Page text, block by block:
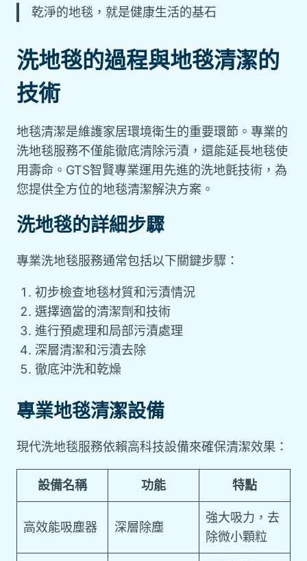
乾淨的地毯，就是健康生活的基石
洗地毯的過程與地毯清潔的
技術
地毯清潔是維護家居環境衛生的重要環節。專業的
洗地毯服務不僅能徹底清除污漬，還能延長地毯使
用壽命。GTS智賢專業運用先進的洗地氈技術，為
您提供全方位的地毯清潔解決方案。
洗地毯的詳細步驟
專業洗地毯服務通常包括以下關鍵步驟：
初步檢查地毯材質和污漬情況
選擇適當的清潔劑和技術
進行預處理和局部污漬處理
深層清潔和污漬去除
徹底沖洗和乾燥
專業地毯清潔設備
現代洗地毯服務依賴高科技設備來確保清潔效果：
設備名稱 功能 特點
高效能吸塵器 深層除塵
強大吸力，去
除微小顆粒